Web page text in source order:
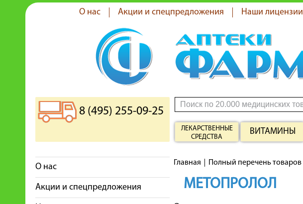
О нас Акции и спецпредложения Наши лицензии
8 (495) 255-09-25
ЛЕКАРСТВЕННЫЕ
СРЕДСТВА
ВИТАМИНЫ
О нас
Акции и спецпредложения
Главная Полный перечень товаров
МЕТОПРОЛОЛ